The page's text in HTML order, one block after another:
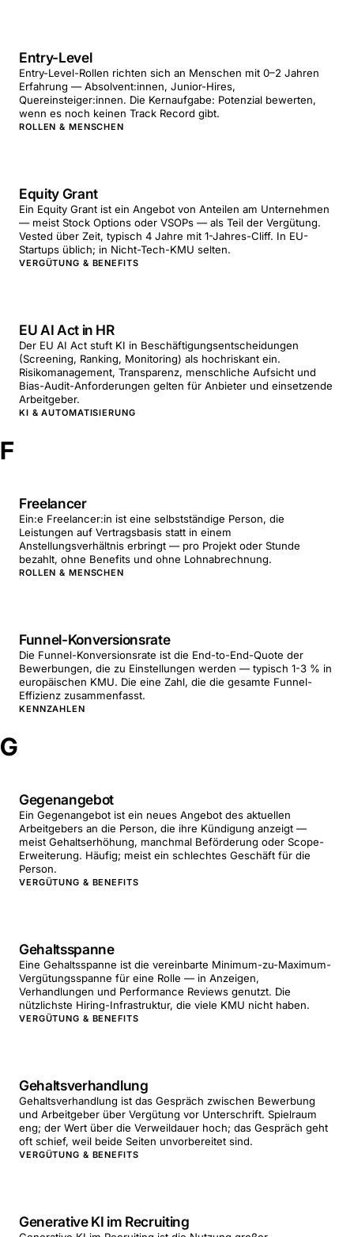
Entry-Level
Entry-Level-Rollen richten sich an Menschen mit 0–2 Jahren
Erfahrung — Absolvent:innen, Junior-Hires,
Quereinsteiger:innen. Die Kernaufgabe: Potenzial bewerten,
wenn es noch keinen Track Record gibt.
ROLLEN & MENSCHEN
Equity Grant
Ein Equity Grant ist ein Angebot von Anteilen am Unternehmen
— meist Stock Options oder VSOPs — als Teil der Vergütung.
Vested über Zeit, typisch 4 Jahre mit 1-Jahres-Cliff. In EU-
Startups üblich; in Nicht-Tech-KMU selten.
VERGÜTUNG & BENEFITS
EU AI Act in HR
Der EU AI Act stuft KI in Beschäftigungsentscheidungen
(Screening, Ranking, Monitoring) als hochriskant ein.
Risikomanagement, Transparenz, menschliche Aufsicht und
Bias-Audit-Anforderungen gelten für Anbieter und einsetzende
Arbeitgeber.
KI & AUTOMATISIERUNG
F
Freelancer
Ein:e Freelancer:in ist eine selbstständige Person, die
Leistungen auf Vertragsbasis statt in einem
Anstellungsverhältnis erbringt — pro Projekt oder Stunde
bezahlt, ohne Benefits und ohne Lohnabrechnung.
ROLLEN & MENSCHEN
Funnel-Konversionsrate
Die Funnel-Konversionsrate ist die End-to-End-Quote der
Bewerbungen, die zu Einstellungen werden — typisch 1-3 % in
europäischen KMU. Die eine Zahl, die die gesamte Funnel-
Effizienz zusammenfasst.
KENNZAHLEN
G
Gegenangebot
Ein Gegenangebot ist ein neues Angebot des aktuellen
Arbeitgebers an die Person, die ihre Kündigung anzeigt —
meist Gehaltserhöhung, manchmal Beförderung oder Scope-
Erweiterung. Häufig; meist ein schlechtes Geschäft für die
Person.
VERGÜTUNG & BENEFITS
Gehaltsspanne
Eine Gehaltsspanne ist die vereinbarte Minimum-zu-Maximum-
Vergütungsspanne für eine Rolle — in Anzeigen,
Verhandlungen und Performance Reviews genutzt. Die
nützlichste Hiring-Infrastruktur, die viele KMU nicht haben.
VERGÜTUNG & BENEFITS
Gehaltsverhandlung
Gehaltsverhandlung ist das Gespräch zwischen Bewerbung
und Arbeitgeber über Vergütung vor Unterschrift. Spielraum
eng; der Wert über die Verweildauer hoch; das Gespräch geht
oft schief, weil beide Seiten unvorbereitet sind.
VERGÜTUNG & BENEFITS
Generative KI im Recruiting